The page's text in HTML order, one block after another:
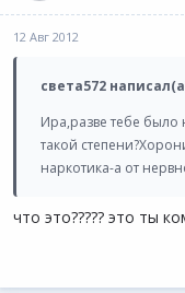
12 Авг 2012
света572
Ира,разве тебе было
такой
наркотика-а от
что это????? это ты